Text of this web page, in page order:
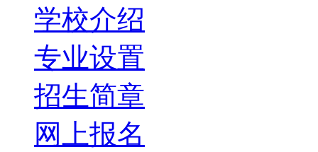
学校介绍
专业设置
招生简章
网上报名